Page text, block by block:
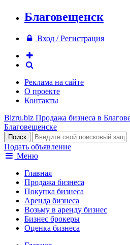
Благовещенск
Вход / Регистрация
Реклама на сайте
О проекте
Контакты
Bizru.biz Продажа бизнеса в
Благовещенске
Подать объявление
Меню
Главная
Продажа бизнеса
Покупка бизнеса
Аренда бизнеса
Возьму в аренду бизнес
Бизнес брокеры
Оценка бизнеса